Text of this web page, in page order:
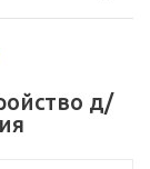
д/